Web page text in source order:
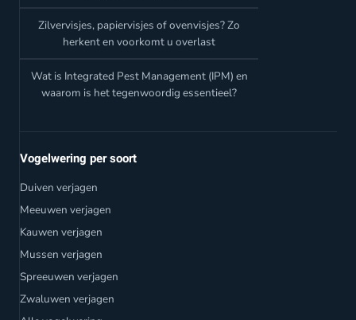
Zilvervisjes, papiervisjes of ovenvisjes? Zo
herkent en voorkomt u overlast
Wat is Integrated Pest Management (IPM) en
waarom is het tegenwoordig essentieel?
Vogelwering per soort
Duiven verjagen
Meeuwen verjagen
Kauwen verjagen
Mussen verjagen
Spreeuwen verjagen
Zwaluwen verjagen